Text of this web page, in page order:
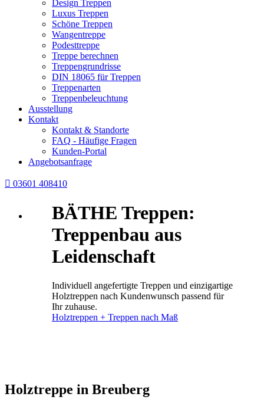
Design Treppen
Luxus Treppen
Schöne Treppen
Wangentreppe
Podesttreppe
Treppe berechnen
Treppengrundrisse
DIN 18065 für Treppen
Treppenarten
Treppenbeleuchtung
Ausstellung
Kontakt
Kontakt & Standorte
FAQ - Häufige Fragen
Kunden-Portal
Angebotsanfrage
 03601 408410
BÄTHE Treppen:
Treppenbau aus
Leidenschaft
Individuell angefertigte Treppen und einzigartige
Holztreppen nach Kundenwunsch passend für
Ihr zuhause.
Holztreppen + Treppen nach Maß
Holztreppe in Breuberg